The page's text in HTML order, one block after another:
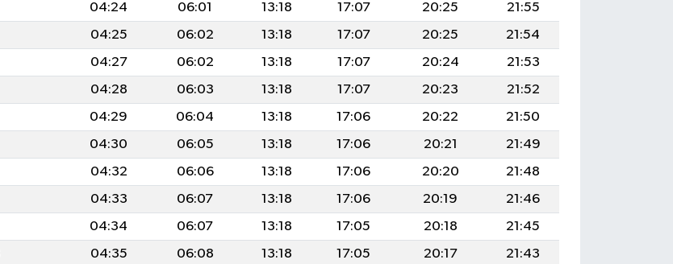
04:24 06:01 13:18 17:07 20:25
21:55
04:25 06:02 13:18 17:07 20:25
21:54
04:27 06:02 13:18 17:07 20:24
21:53
04:28 06:03 13:18 17:07 20:23
21:52
04:29 06:04 13:18 17:06 20:22
21:50
04:30 06:05 13:18 17:06 20:21
21:49
04:32 06:06 13:18 17:06 20:20
21:48
04:33 06:07 13:18 17:06 20:19
21:46
04:34 06:07 13:18 17:05 20:18
21:45
04:35 06:08 13:18 17:05 20:17
21:43